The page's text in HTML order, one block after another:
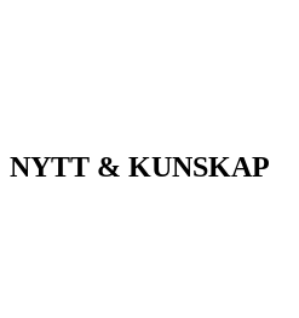
NYTT & KUNSKAP